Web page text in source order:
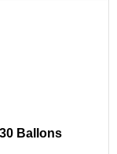
Ballons